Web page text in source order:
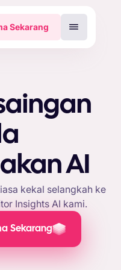
Sekarang
AI
kekal selangkah ke
Insights AI kami.
Sekarang